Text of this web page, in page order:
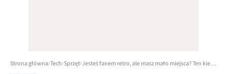
Strona główna Tech Sprzęt Jesteś fanem retro, ale masz mało miejsca? Ten kieszonkowy laptop z 8086 jest dla Ciebie